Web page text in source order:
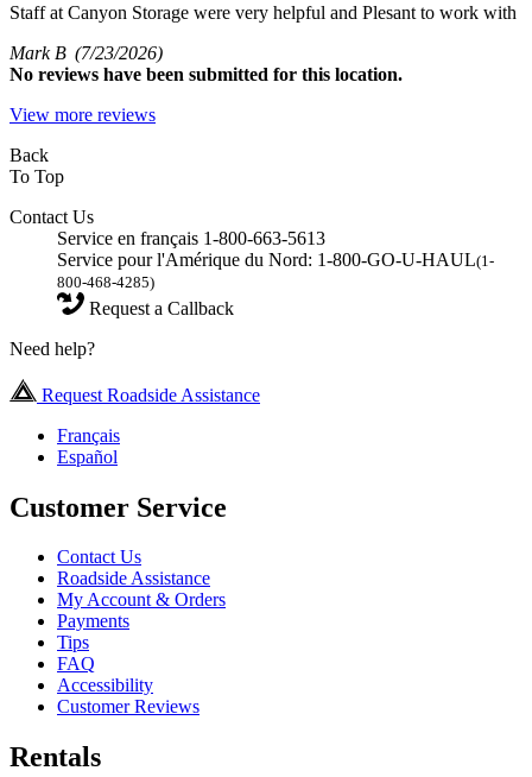
Staff at Canyon Storage were very helpful and Plesant to work with
Mark B (7/23/2026)
No reviews have been submitted for this location.
View more reviews
Back
To Top
Contact Us
Service en français 1-800-663-5613
Service pour l'Amérique du Nord: 1-800-GO-U-HAUL(1-
800-468-4285)
Request a Callback
Need help?
Request Roadside Assistance
Français
Español
Customer Service
Contact Us
Roadside Assistance
My Account & Orders
Payments
Tips
FAQ
Accessibility
Customer Reviews
Rentals